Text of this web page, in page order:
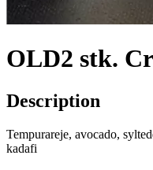
OLD2 stk.
Description
Tempurareje, avocado,
kadafi